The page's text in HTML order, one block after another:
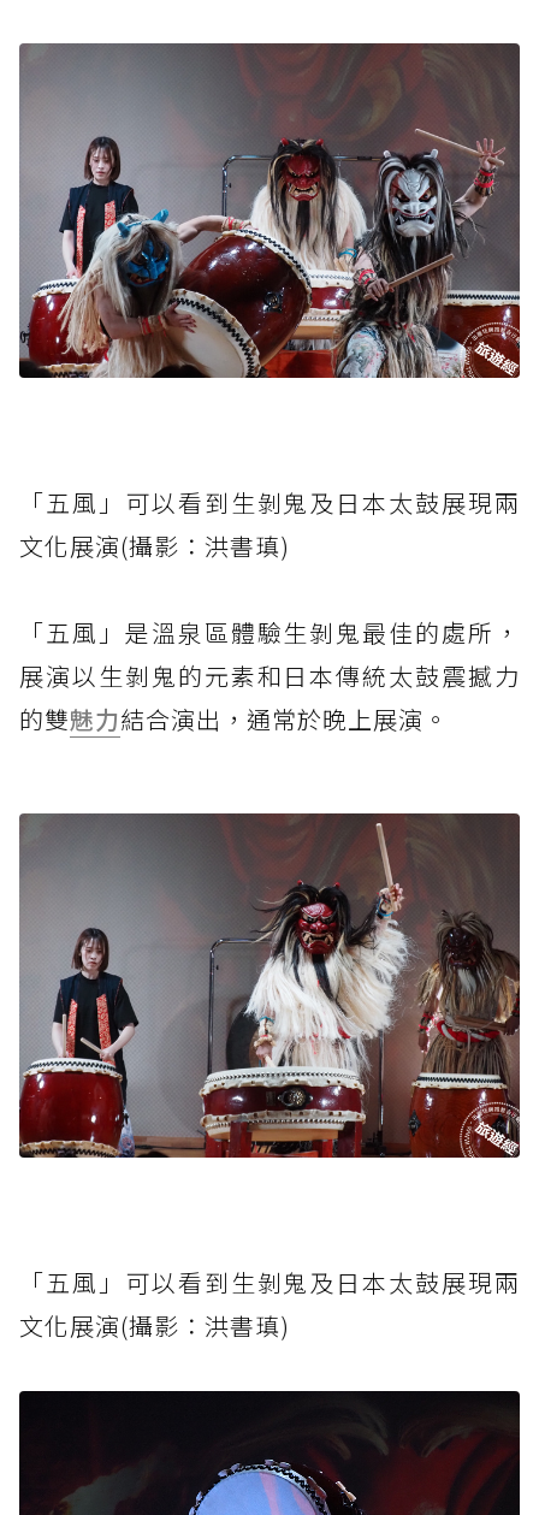
「五風」可以看到生剝鬼及日本太鼓展現兩
文化展演(攝影：洪書瑱)
「五風」是溫泉區體驗生剝鬼最佳的處所，
展演以生剝鬼的元素和日本傳統太鼓震撼力
的雙魅力結合演出，通常於晚上展演。
「五風」可以看到生剝鬼及日本太鼓展現兩
文化展演(攝影：洪書瑱)